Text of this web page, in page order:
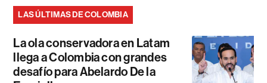
LAS ÚLTIMAS DE COLOMBIA
La ola conservadora en Latam
llega a Colombia con grandes
desafío para Abelardo De la